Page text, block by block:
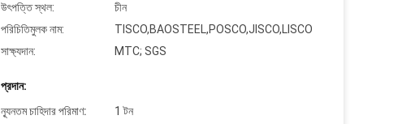
উৎপত্তি স্থল:
চীন
পরিচিতিমুলক নাম:
TISCO,BAOSTEEL,POSCO,JISCO,LISCO
সাক্ষ্যদান:
MTC; SGS
প্রদান:
ন্যূনতম চাহিদার পরিমাণ:
1 টন